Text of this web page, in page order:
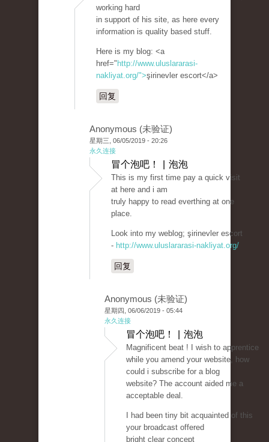
working hard
in support of his site, as here every
information is quality based stuff.
Here is my blog: <a
href=" http://www.uluslararasi-
nakliyat.org/">şirinevler escort</a>
回复
Anonymous (未验证)
星期三, 06/05/2019 - 20:26
永久连接
冒个泡吧！ | 泡泡
This is my first time pay a quick visit
at here and i am
truly happy to read everthing at one
place.
Look into my weblog; şirinevler escort
- http://www.uluslararasi-nakliyat.org/
回复
Anonymous (未验证)
星期四, 06/06/2019 - 05:44
永久连接
冒个泡吧！ | 泡泡
Magnificent beat ! I wish to apprentice
while you amend your website, how
could i subscribe for a blog
website? The account aided me a
acceptable deal.
I had been tiny bit acquainted of this
your broadcast offered
bright clear concept